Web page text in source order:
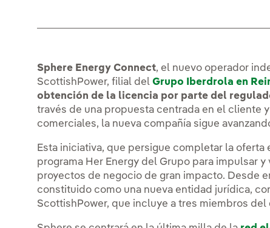
Sphere Energy Connect, el nuevo operador
ScottishPower, filial delGrupo Iberdrola en
obtención de la licencia por parte del
través de una propuesta centrada en el cliente
comerciales, la nueva compañía sigue
Esta iniciativa, que persigue completar la
programa Her Energy del Grupo para impulsar
proyectos de negocio de gran impacto. Desde
constituido como una nueva entidad jurídica,
ScottishPower, que incluye a tres miembros del